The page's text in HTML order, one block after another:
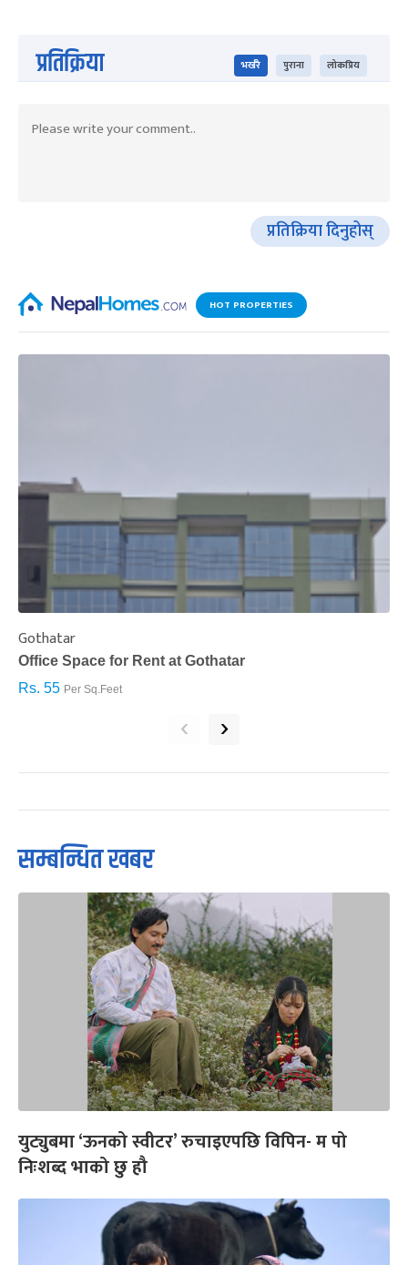
प्रतिक्रिया भर्खरै पुराना लोकप्रिय
प्रतिक्रिया दिनुहोस्
HOT PROPERTIES
Gothatar
Office Space for Rent at Gothatar
Rs. 55 Per Sq.Feet
‹ ›
सम्बन्धित खबर
युट्युबमा ‘ऊनको स्वीटर’ रुचाइएपछि विपिन- म पो
निःशब्द भाको छु हौ